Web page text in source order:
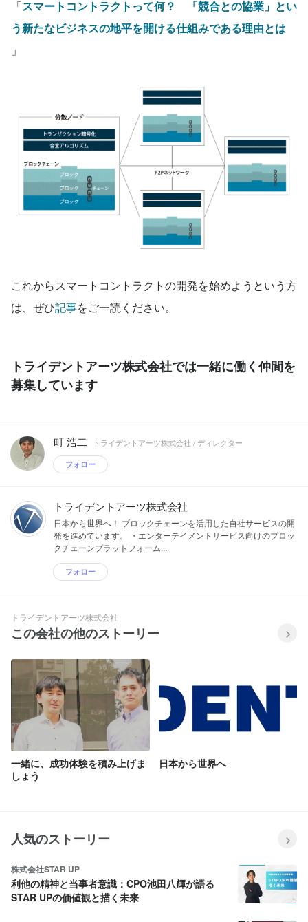
「スマートコントラクトって何？　「競合との協業」とい
う新たなビジネスの地平を開ける仕組みである理由とは
」
これからスマートコントラクトの開発を始めようという方
は、ぜひ記事をご一読ください。
トライデントアーツ株式会社では一緒に働く仲間を
募集しています
町 浩二 トライデントアーツ株式会社 / ディレクター
フォロー
トライデントアーツ株式会社
日本から世界へ！ ブロックチェーンを活用した自社サービスの開
発を進めています。 ・エンターテイメントサービス向けのブロッ
クチェーンプラットフォーム...
フォロー
トライデントアーツ株式会社
この会社の他のストーリー
一緒に、成功体験を積み上げま
しょう
日本から世界へ
人気のストーリー
株式会社STAR UP
利他の精神と当事者意識：CPO池田八輝が語る
STAR UPの価値観と描く未来